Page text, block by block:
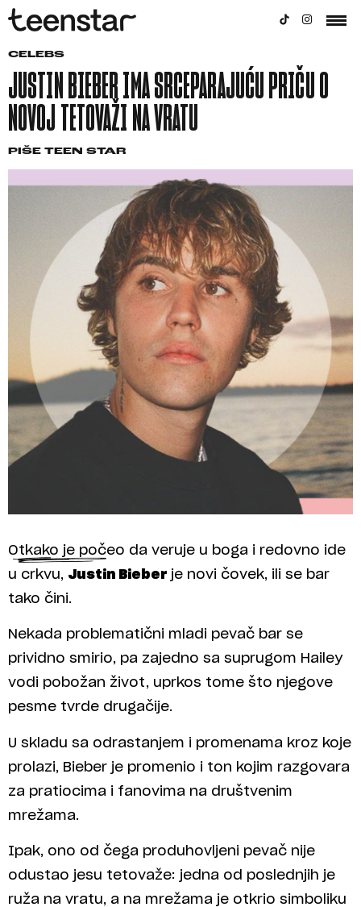
CELEBS
JUSTIN BIEBER IMA SRCEPARAJUĆU PRIČU O
NOVOJ TETOVAŽI NA VRATU
PIŠE TEEN STAR
Otkako je počeo da veruje u boga i redovno ide
u crkvu, Justin Bieber je novi čovek, ili se bar
tako čini.
Nekada problematični mladi pevač bar se
prividno smirio, pa zajedno sa suprugom Hailey
vodi pobožan život, uprkos tome što njegove
pesme tvrde drugačije.
U skladu sa odrastanjem i promenama kroz koje
prolazi, Bieber je promenio i ton kojim razgovara
za pratiocima i fanovima na društvenim
mrežama.
Ipak, ono od čega produhovljeni pevač nije
odustao jesu tetovaže: jedna od poslednjih je
ruža na vratu, a na mrežama je otkrio simboliku